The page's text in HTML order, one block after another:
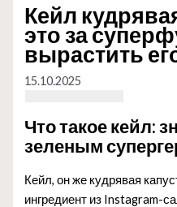
Кейл
это за
вырастить
15.10.2025
Что такое кейл:
зеленым
Кейл, он же кудрявая
ингредиент из Instagram-